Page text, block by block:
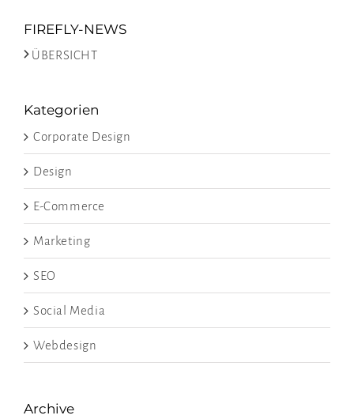
FIREFLY-NEWS
>ÜBERSICHT
Kategorien
Corporate Design
Design
E-Commerce
Marketing
SEO
Social Media
Webdesign
Archive